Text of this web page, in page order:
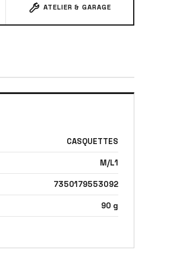
ATELIER & GARAGE
CASQUETTES
M/L1
7350179553092
90 g